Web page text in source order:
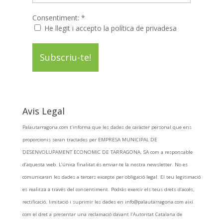
Consentiment: *
He llegit i accepto la política de privadesa
Avis Legal
Palautarragona.com t’informa que les dades de caràcter personal que ens
proporcionis seran tractades per EMPRESA MUNICIPAL DE
DESENVOLUPAMENT ECONOMIC DE TARRAGONA, SA com a responsable
d’aquesta web. L’única finalitat és enviar-te la nostra newsletter. No es
comunicaran les dades a tercers excepte per obligació legal. El teu legitimació
es realitza a través del consentiment. Podràs exercir els teus drets d’accés,
rectificació, limitació i suprimir les dades en info@palautarragona.com així
com el dret a presentar una reclamació davant l’Autoritat Catalana de